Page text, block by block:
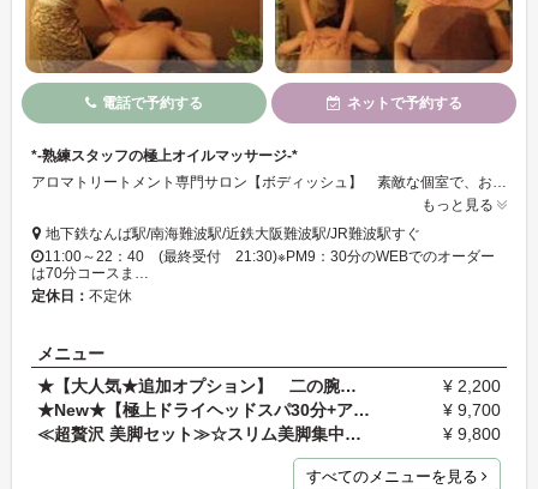
電話で予約する ネットで予約する
*-熟練スタッフの極上オイルマッサージ-*
アロマトリートメント専門サロン【ボディッシュ】 素敵な個室で、お客様にあわせたオリジナルのオイルマッサージ♪ 日々の疲れからリフレッシュできます☆地下鉄なんば駅から徒歩5分なのもポイント◎ぜひ、癒されに来てください♪
もっと見る
地下鉄なんば駅/南海難波駅/近鉄大阪難波駅/JR難波駅すぐ
11:00～22：40 (最終受付 21:30)※PM9：30分のWEBでのオーダー
は70分コースま…
定休日： 不定休
メニュー
★【大人気★追加オプション】 二の腕ほっそり リン…
¥ 2,200
★New★【極上ドライヘッドスパ30分+アロマリンパ全身7…
¥ 9,700
≪超贅沢 美脚セット≫☆スリム美脚集中＋全身アロマリ…
¥ 9,800
すべてのメニューを見る